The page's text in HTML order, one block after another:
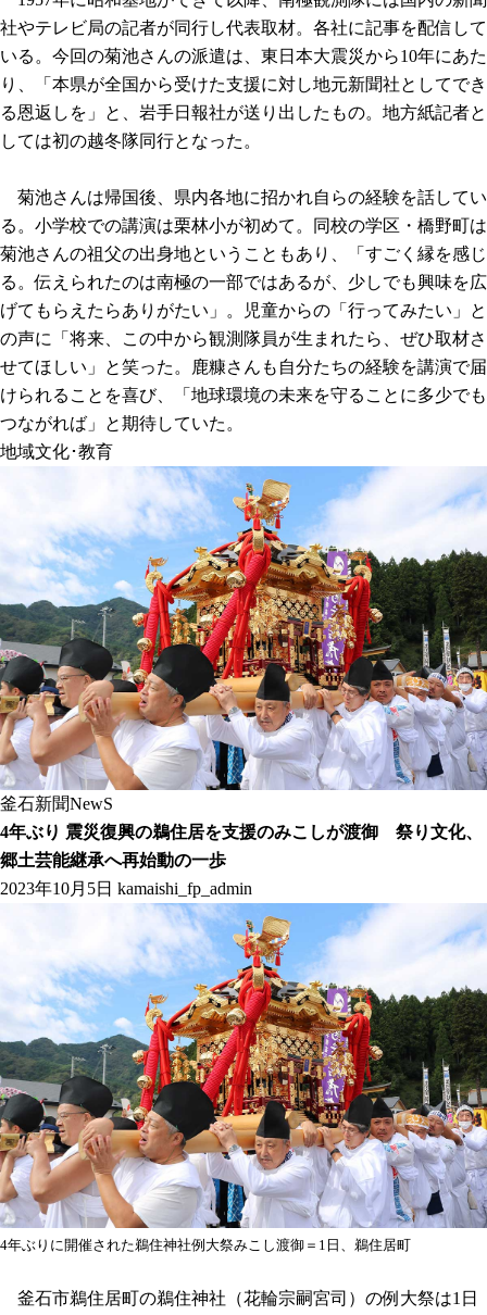
社やテレビ局の記者が同行し代表取材。各社に記事を配信して
いる。今回の菊池さんの派遣は、東日本大震災から10年にあた
り、「本県が全国から受けた支援に対し地元新聞社としてでき
る恩返しを」と、岩手日報社が送り出したもの。地方紙記者と
しては初の越冬隊同行となった。
菊池さんは帰国後、県内各地に招かれ自らの経験を話してい
る。小学校での講演は栗林小が初めて。同校の学区・橋野町は
菊池さんの祖父の出身地ということもあり、「すごく縁を感じ
る。伝えられたのは南極の一部ではあるが、少しでも興味を広
げてもらえたらありがたい」。児童からの「行ってみたい」と
の声に「将来、この中から観測隊員が生まれたら、ぜひ取材さ
せてほしい」と笑った。鹿糠さんも自分たちの経験を講演で届
けられることを喜び、「地球環境の未来を守ることに多少でも
つながれば」と期待していた。
地域文化･教育
釜石新聞NewS
4年ぶり 震災復興の鵜住居を支援のみこしが渡御 祭り文化、
郷土芸能継承へ再始動の一歩
2023年10月5日 kamaishi_fp_admin
4年ぶりに開催された鵜住神社例大祭みこし渡御＝1日、鵜住居町
釜石市鵜住居町の鵜住神社（花輪宗嗣宮司）の例大祭は1日